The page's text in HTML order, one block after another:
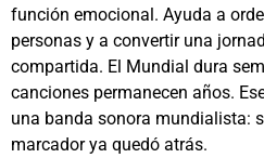
función emocional. Ayuda a
personas y a convertir una
compartida. El Mundial dura
canciones permanecen años.
una banda sonora mundialista:
marcador ya quedó atrás.